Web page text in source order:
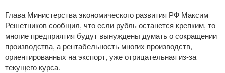
Глава Министерства экономического развития РФ Максим
Решетников сообщил, что если рубль останется крепким, то
многие предприятия будут вынуждены думать о сокращении
производства, а рентабельность многих производств,
ориентированных на экспорт, уже отрицательная из-за
текущего курса.